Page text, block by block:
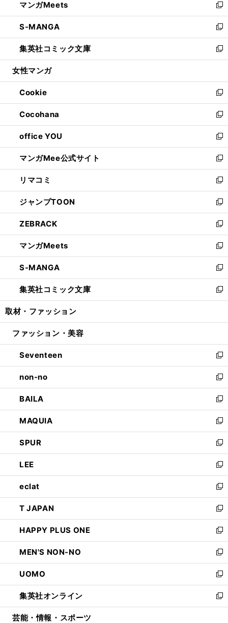
く
で
開
く
ド
ウ
で
開
く
ィ
ン
ド
ウ
で
開
い
ウ
ィ
ン
ド
ウ
開
く
マンガMeets
新
し
い
ウ
ィ
ン
ウ
で
開
く
S-MANGA
新
し
い
ウ
ン
ド
ウ
で
開
く
集英社コミック文庫
新
し
ウ
ィ
ン
ド
ウ
で
開
く
女性マンガ
Cookie
新
し
い
ウ
ィ
ン
ド
ウ
で
開
く
Cocohana
新
し
い
ウ
ィ
ン
ド
ウ
で
開
く
office YOU
新
し
い
ウ
ィ
ン
ド
ウ
で
開
く
マンガMee公式サイト
新
し
い
ウ
ィ
ン
ド
ウ
で
開
く
リマコミ
新
し
い
ウ
ィ
ン
ド
ウ
で
開
く
ジャンプTOON
新
し
い
ウ
ィ
ン
ド
ウ
で
開
ZEBRACK
新
し
い
ウ
ィ
ン
ド
ウ
開
マンガMeets
新
し
い
ウ
ィ
ン
ウ
開
く
S-MANGA
新
し
い
ウ
ン
ウ
で
開
く
集英社コミック文庫
新
し
ウ
ン
ド
ウ
で
開
く
取材・ファッション
ファッション・美容
Seventeen
新
し
い
ウ
ィ
ン
ド
ウ
で
開
く
non-no
新
し
い
ウ
ィ
ン
ド
ウ
で
開
く
BAILA
新
し
い
ウ
ィ
ン
ド
ウ
で
開
く
MAQUIA
新
し
い
ウ
ィ
ン
ド
ウ
で
開
く
SPUR
新
し
い
ウ
ィ
ン
ド
ウ
で
開
く
LEE
新
し
い
ウ
ィ
ン
ド
ウ
で
開
く
eclat
新
し
い
ウ
ィ
ン
ド
ウ
で
開
く
T JAPAN
新
し
い
ウ
ィ
ン
ド
ウ
で
開
HAPPY PLUS ONE
新
し
い
ウ
ィ
ン
ド
ウ
MEN'S NON-NO
新
し
い
ウ
ィ
ン
UOMO
新
し
い
ウ
集英社オンライン
新
し
芸能・情報・スポーツ